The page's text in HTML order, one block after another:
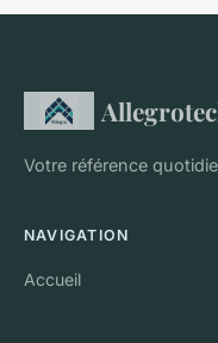
Votre référence
NAVIGATION
Accueil